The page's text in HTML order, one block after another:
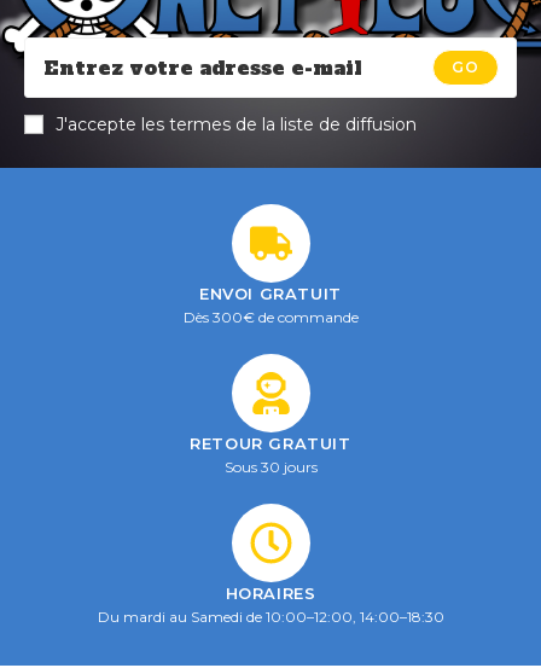
GO
J'accepte les termes de la liste de diffusion
ENVOI GRATUIT
Dès 300€ de commande
RETOUR GRATUIT
Sous 30 jours
HORAIRES
Du mardi au Samedi de 10:00–12:00, 14:00–18:30